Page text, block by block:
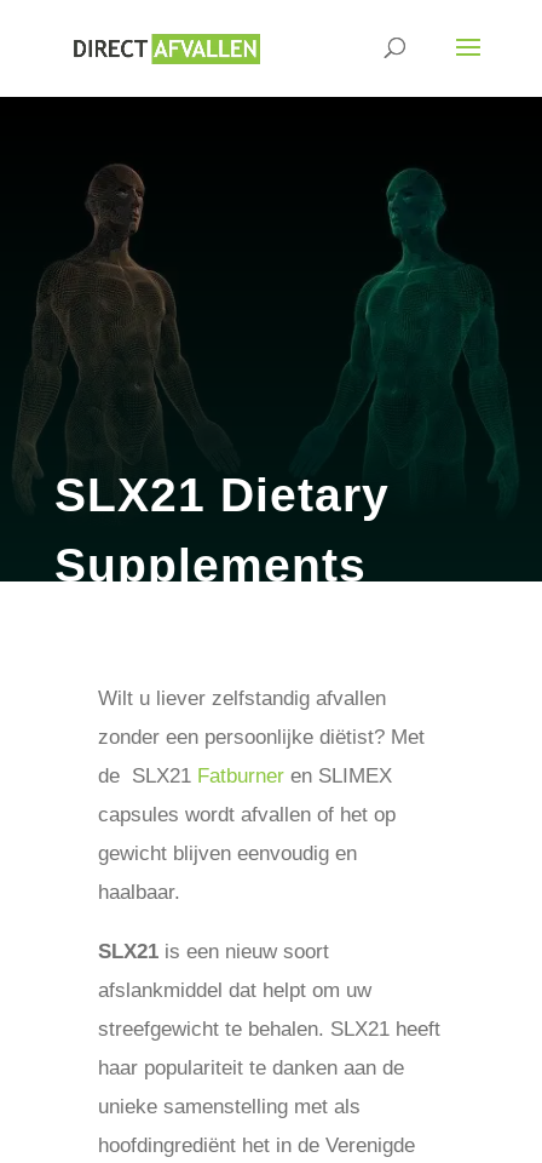
SLX21 Dietary
Supplements
Wilt u liever zelfstandig afvallen
zonder een persoonlijke diëtist? Met
de SLX21 Fatburneren SLIMEX
capsules wordt afvallen of het op
gewicht blijven eenvoudig en
haalbaar.
SLX21is een nieuw soort
afslankmiddel dat helpt om uw
streefgewicht te behalen. SLX21 heeft
haar populariteit te danken aan de
unieke samenstelling met als
hoofdingrediënt het in de Verenigde